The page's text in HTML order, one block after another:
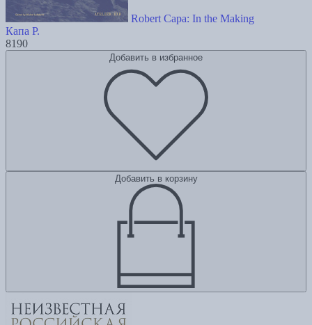
Robert Capa: In the Making
Капа Р.
8190
Добавить в избранное
Добавить в корзину